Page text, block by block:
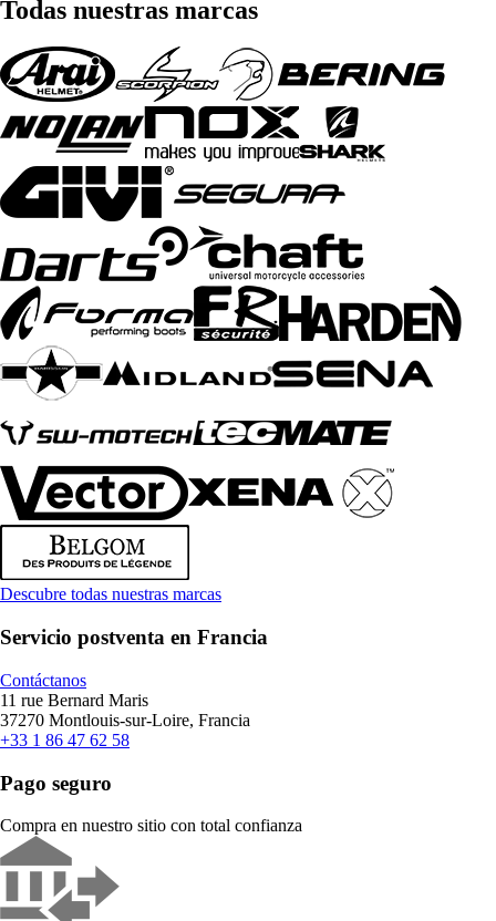
Todas nuestras marcas
Descubre todas nuestras marcas
Servicio postventa en Francia
Contáctanos
11 rue Bernard Maris
37270 Montlouis-sur-Loire, Francia
+33 1 86 47 62 58
Pago seguro
Compra en nuestro sitio con total confianza